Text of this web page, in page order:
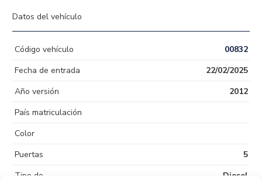
Datos del vehículo
Código vehículo
00832
Fecha de entrada
22/02/2025
Año versión
2012
País matriculación
Color
Puertas
5
Tipo de
Diesel